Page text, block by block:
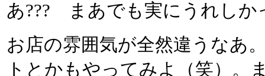
あ??? まあでも実にうれしか
お店の雰囲気が全然違うなあ
トとかもやってみよ（笑）。